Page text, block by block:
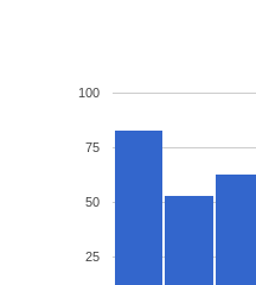
25
50
75
100